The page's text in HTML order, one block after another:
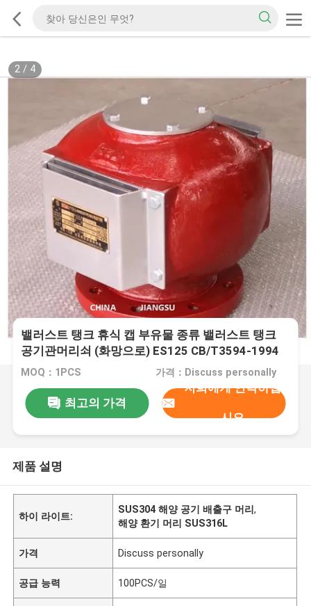
2/ 4
밸러스트 탱크 휴식 캡 부유물 종류 밸러스트 탱크
공기관머리쇠 (화망으로) ES125 CB/T3594-1994
MOQ：1PCS 가격：Discuss personally
최고의 가격
저희에게 연락하십
시오
제품 설명
하이 라이트:
SUS304 해양 공기 배출구 머리,
해양 환기 머리 SUS316L
가격 Discuss personally
공급 능력 100PCS/일